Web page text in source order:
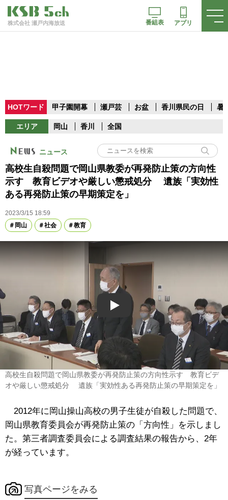
株式会社 瀬戸内海放送 番組表 アプリ
HOTワード 甲子園開幕 瀬戸芸 お盆 香川県民の日 暑
エリア 岡山 香川 全国
ニュース
高校生自殺問題で岡山県教委が再発防止策の方向性
示す 教育ビデオや厳しい懲戒処分 遺族「実効性
ある再発防止策の早期策定を」
2023/3/15 18:59
岡山
社会 教育
Play
高校生自殺問題で岡山県教委が再発防止策の方向性示す 教育ビデ
オや厳しい懲戒処分 遺族「実効性ある再発防止策の早期策定を」
2012年に岡山操山高校の男子生徒が自殺した問題で、
岡山県教育委員会が再発防止策の「方向性」を示しまし
た。第三者調査委員会による調査結果の報告から、2年
が経っています。
写真ページをみる